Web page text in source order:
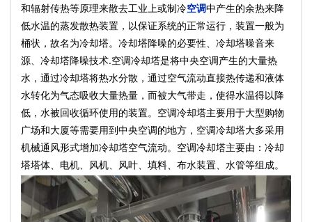
和辐射传热等原理来散去工业上或制冷空调中产生的余热来降
低水温的蒸发散热装置，以保证系统的正常运行，装置一般为
桶状，故名为冷却塔。冷却塔降噪的必要性、冷却塔噪音来
源、冷却塔降噪技术.空调冷却塔是将中央空调产生的大量热
水，通过冷却塔将热水分散，通过空气流动直接热传递和液体
水转化为气态吸收大量热量，而被大气带走，使得水温得以降
低，水被回收循环使用的装置。空调冷却塔主要用于大型购物
广场和大厦等需要用到中央空调的地方，空调冷却塔大多采用
机械通风形式增加冷却塔空气流动。空调冷却塔主要由：冷却
塔塔体、电机、风机、风叶、填料、布水装置、水管等组成。